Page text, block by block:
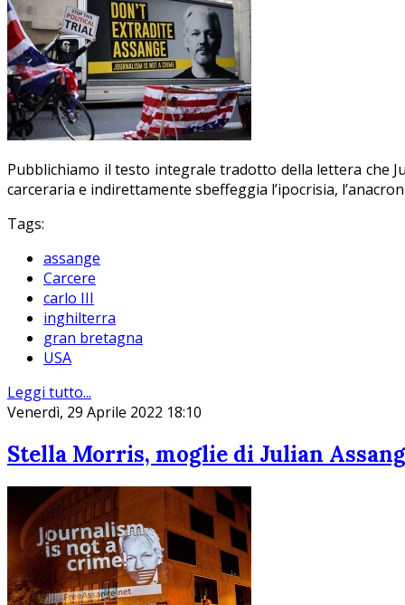
Pubblichiamo il testo integrale tradotto della lettera che
carceraria e indirettamente sbeffeggia l’ipocrisia,
Tags:
assange
Carcere
carlo III
inghilterra
gran bretagna
USA
Leggi tutto...
Venerdì, 29 Aprile 2022 18:10
Stella Morris, moglie di Julian